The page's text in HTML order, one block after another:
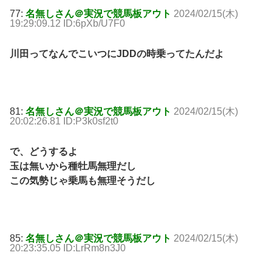
77: 名無しさん＠実況で競馬板アウト 2024/02/15(木)
19:29:09.12 ID:6pXb/U7F0
川田ってなんでこいつにJDDの時乗ってたんだよ
81: 名無しさん＠実況で競馬板アウト 2024/02/15(木)
20:02:26.81 ID:P3k0sf2t0
で、どうするよ
玉は無いから種牡馬無理だし
この気勢じゃ乗馬も無理そうだし
85: 名無しさん＠実況で競馬板アウト 2024/02/15(木)
20:23:35.05 ID:LrRm8n3J0